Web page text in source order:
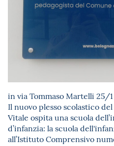
in via Tommaso Martelli 25/1
Il nuovo plesso scolastico
Vitale ospita una scuola
d’infanzia: la scuola
all’Istituto Comprensivo